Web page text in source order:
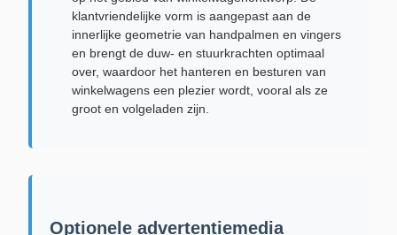
klantvriendelijke vorm is aangepast aan de
innerlijke geometrie van handpalmen en vingers
en brengt de duw- en stuurkrachten optimaal
over, waardoor het hanteren en besturen van
winkelwagens een plezier wordt, vooral als ze
groot en volgeladen zijn.
Optionele advertentiemedia